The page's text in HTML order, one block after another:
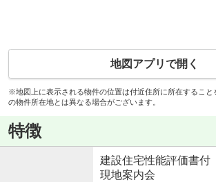
地図アプリで開く
※地図上に表示される物件の位置は付近住所に所在すること
の物件所在地とは異なる場合がございます。
特徴
建設住宅性能評価書付
現地案内会